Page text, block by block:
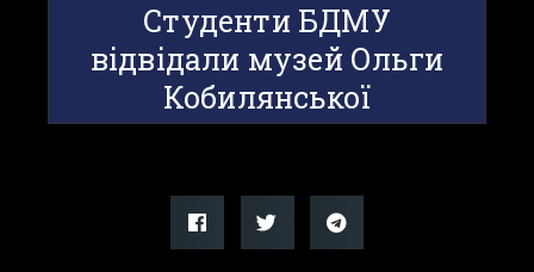
Студенти БДМУ
відвідали музей Ольги
Кобилянської